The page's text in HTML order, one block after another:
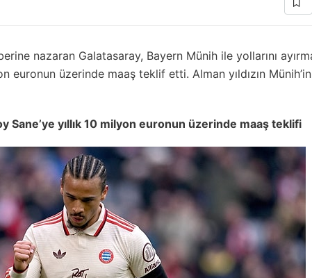
nazaran Galatasaray, Bayern Münih ile yollarını
euronun üzerinde maaş teklif etti. Alman yıldızın
Sane’ye yıllık 10 milyon euronun üzerinde maaş teklifi